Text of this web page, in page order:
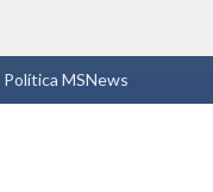
Política MSNews